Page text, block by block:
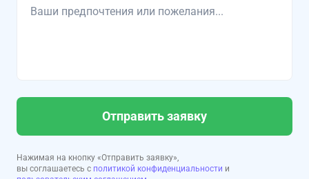
Отправить заявку
Нажимая на кнопку «Отправить заявку»,
вы соглашаетесь с политикой конфиденциальности и